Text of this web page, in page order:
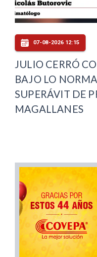
07-08-2026 12:15
JULIO CERRÓ
BAJO LO
SUPERÁVIT DE
MAGALLANES